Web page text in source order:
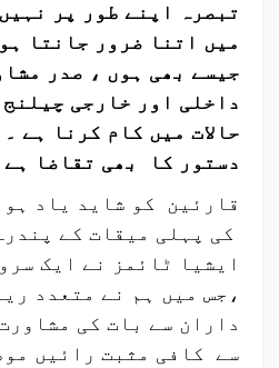
تبصرہ اپنے طور پر
میں اتنا ضرور جانتا
جیسے بھی ہوں ، صدر
داخلی اور خارجی
حالات میں کام کرنا ہے
دستور کا بھی تقاضا ہے
قارئین کو شاید یاد
کی پہلی میقات کے
ایشیا ٹائمز نے ایک
،جس میں ہم نے متعدد
داران سے بات کی
سے کافی مثبت رائیں